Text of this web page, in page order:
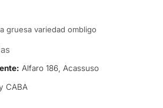
gruesa variedad ombligo
Alfaro 186, Acassuso
CABA